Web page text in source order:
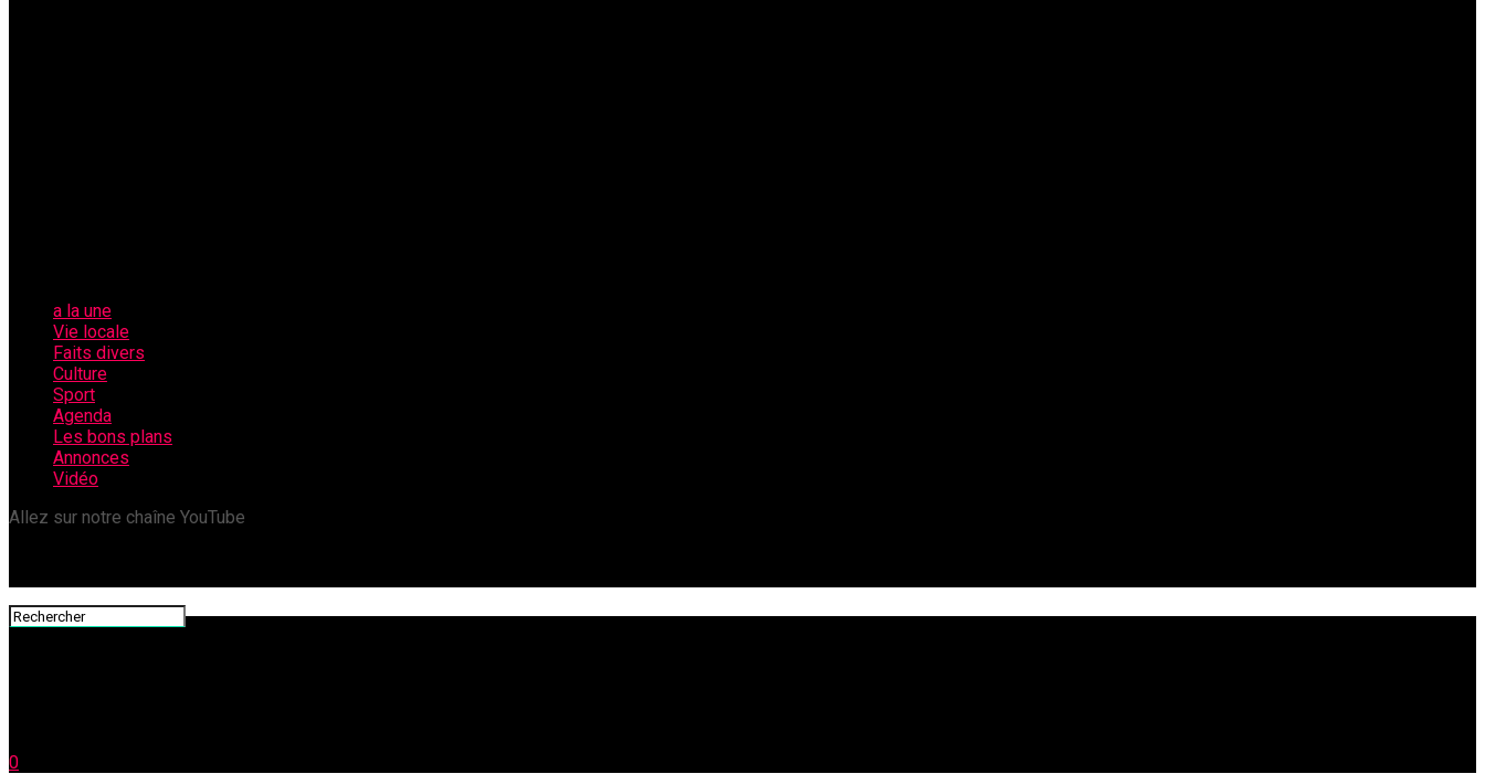
a la une
Vie locale
Faits divers
Culture
Sport
Agenda
Les bons plans
Annonces
Vidéo
Allez sur notre chaîne YouTube
0